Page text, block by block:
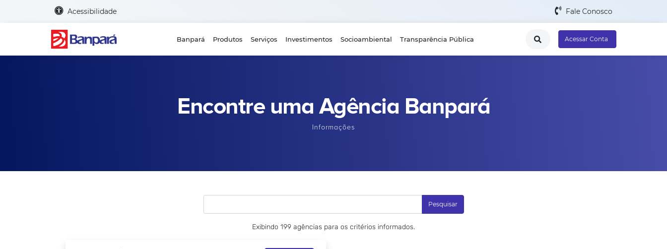
Acessibilidade Fale Conosco
Banpará Produtos Serviços Investimentos Socioambiental Transparência Pública Acessar Conta
Encontre uma Agência Banpará
Informações
Pesquisar
Exibindo 199 agências para os critérios informados.